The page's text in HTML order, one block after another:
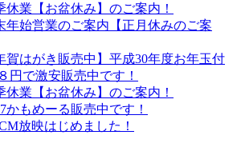
休業【お盆休み】のご案内！
年始営業のご案内【正月休みのご案
賀はがき販売中】平成30年度お年玉付
円で激安販売中です！
休業【お盆休み】のご案内！
かもめーる販売中です！
放映はじめました！